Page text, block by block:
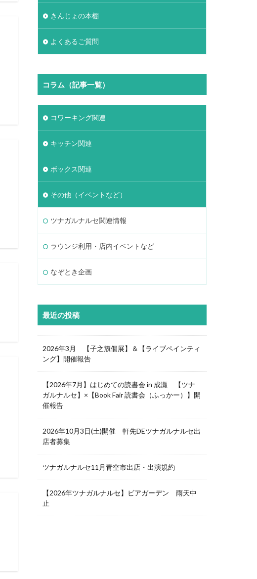
きんじょの本棚
よくあるご質問
コラム（記事一覧）
コワーキング関連
キッチン関連
ボックス関連
その他（イベントなど）
ツナガルナルセ関連情報
ラウンジ利用・店内イベントなど
なぞとき企画
最近の投稿
2026年3月 【子之籏個展】＆【ライブペインティ
ング】開催報告
【2026年7月】はじめての読書会 in 成瀬 【ツナ
ガルナルセ】×【Book Fair 読書会（ふっかー）】開
催報告
2026年10月3日(土)開催 軒先DEツナガルナルセ出
店者募集
ツナガルナルセ11月青空市出店・出演規約
【2026年ツナガルナルセ】ビアガーデン 雨天中
止